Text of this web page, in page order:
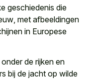
geschiedenis die
, met afbeeldingen
in Europese
de rijken en
bij de jacht op wilde